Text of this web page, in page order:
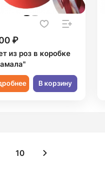
₽
из роз в коробке
В корзину
10